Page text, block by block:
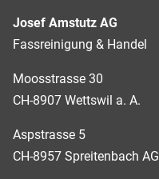
Josef Amstutz AG
Fassreinigung & Handel
Moosstrasse 30
CH-8907 Wettswil a. A.
Aspstrasse 5
CH-8957 Spreitenbach AG